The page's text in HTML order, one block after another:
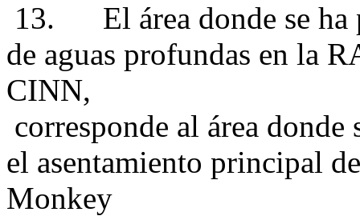
13. El área donde se ha
de aguas profundas en la
CINN,
corresponde al área
el asentamiento principal
Monkey